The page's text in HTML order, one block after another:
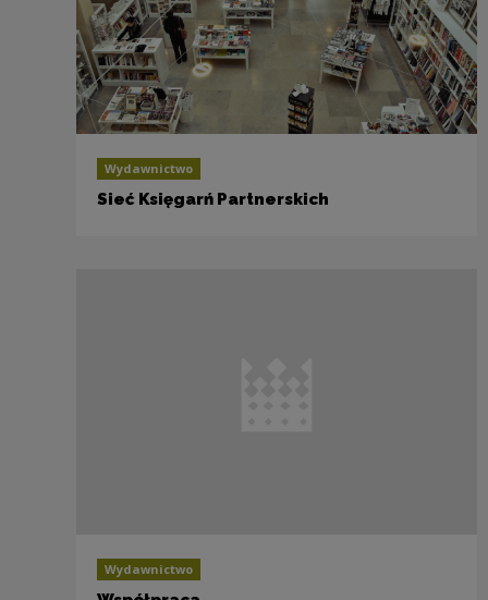
Wydawnictwo
Sieć Księgarń Partnerskich
Wydawnictwo